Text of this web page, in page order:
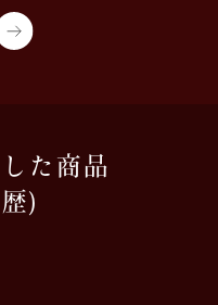
た商品
)